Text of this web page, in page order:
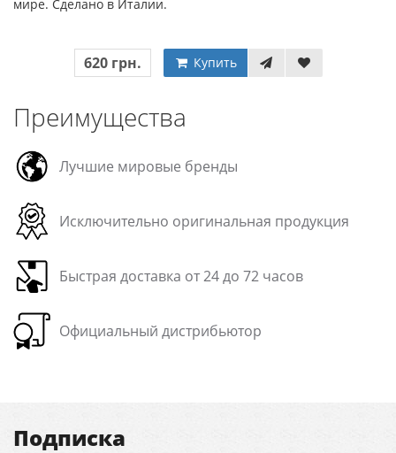
мире. Сделано в Италии.
620 грн. Купить
Преимущества
Лучшие мировые бренды
Исключительно оригинальная продукция
Быстрая доставка от 24 до 72 часов
Официальный дистрибьютор
Подписка